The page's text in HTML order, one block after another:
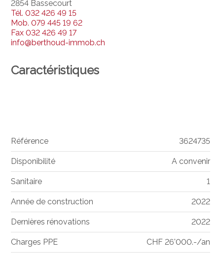
2854 Bassecourt
Tél.032 426 49 15
Mob.079 445 19 62
Fax032 426 49 17
info@berthoud-immob.ch
Caractéristiques
Référence 3624735
Disponibilité A convenir
Sanitaire 1
Année de construction 2022
Dernières rénovations 2022
Charges PPE CHF 26'000.-/an